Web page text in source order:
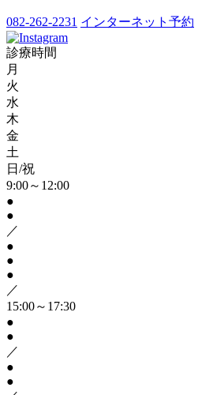
082-262-2231 インターネット予約
診療時間
月
火
水
木
金
土
日/祝
9:00～12:00
●
●
／
●
●
●
／
15:00～17:30
●
●
／
●
●